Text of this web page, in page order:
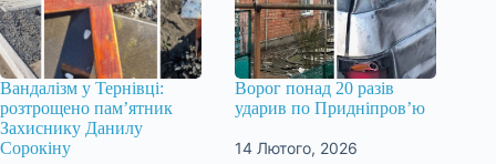
Вандалізм у Тернівці:
розтрощено пам’ятник
Захиснику Данилу
Сорокіну
Ворог понад 20 разів
ударив по Придніпров’ю
14 Лютого, 2026